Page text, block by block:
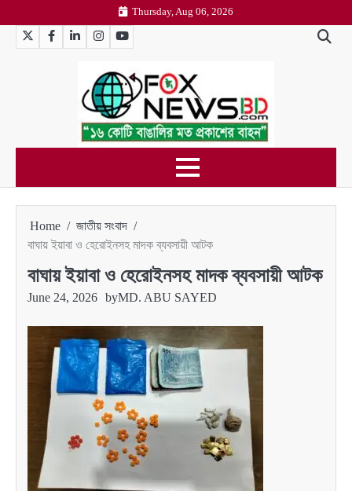
to
content
Thursday, Aug 06, 2026
TwitterFacebookLinkedInInstagramYouTube
Home
জাতীয় সংবাদ
বাঘায় ইয়াবা ও হেরোইনসহ মাদক ব্যবসায়ী আটক
বাঘায় ইয়াবা ও হেরোইনসহ মাদক ব্যবসায়ী আটক
June 24, 2026 byMD. ABU SAYED